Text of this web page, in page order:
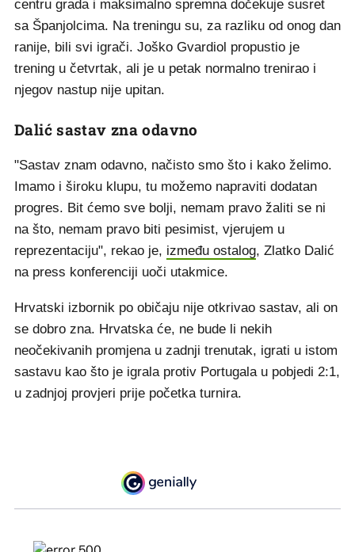
centru grada i maksimalno spremna dočekuje susret
sa Španjolcima. Na treningu su, za razliku od onog dan
ranije, bili svi igrači. Joško Gvardiol propustio je
trening u četvrtak, ali je u petak normalno trenirao i
njegov nastup nije upitan.
Dalić sastav zna odavno
"Sastav znam odavno, načisto smo što i kako želimo.
Imamo i široku klupu, tu možemo napraviti dodatan
progres. Bit ćemo sve bolji, nemam pravo žaliti se ni
na što, nemam pravo biti pesimist, vjerujem u
reprezentaciju", rekao je, između ostalog, Zlatko Dalić
na press konferenciji uoči utakmice.
Hrvatski izbornik po običaju nije otkrivao sastav, ali on
se dobro zna. Hrvatska će, ne bude li nekih
neočekivanih promjena u zadnji trenutak, igrati u istom
sastavu kao što je igrala protiv Portugala u pobjedi 2:1,
u zadnjoj provjeri prije početka turnira.